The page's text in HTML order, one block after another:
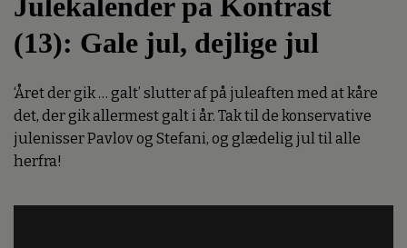
(13): Gale jul, dejlige jul
‘Året der gik … galt’ slutter af på juleaften med at kåre
det, der gik allermest galt i år. Tak til de konservative
julenisser Pavlov og Stefani, og glædelig jul til alle
herfra!